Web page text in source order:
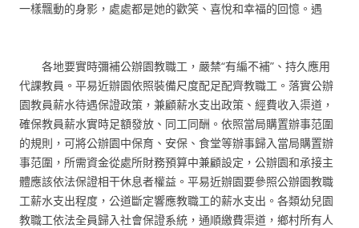
一樣飄動的身影，處處都是她的歡笑、喜悅和幸福的回憶。遇
各地要實時彌補公辦園教職工，嚴禁“有編不補”、持久應用
代課教員。平易近辦園依照裝備尺度配足配齊教職工。落實公辦
園教員薪水待遇保證政策，兼顧薪水支出政策、經費收入渠道，
確保教員薪水實時足額發放、同工同酬。依照當局購置辦事范圍
的規則，可將公辦園中保育、安保、食堂等辦事歸入當局購置辦
事范圍，所需資金從處所財務預算中兼顧設定，公辦園和承接主
體應該依法保證相干休息者權益。平易近辦園要參照公辦園教職
工薪水支出程度，公道斷定響應教職工的薪水支出。各類幼兒園
教職工依法全員歸入社會保證系統，通順繳費渠道，鄉村所有人